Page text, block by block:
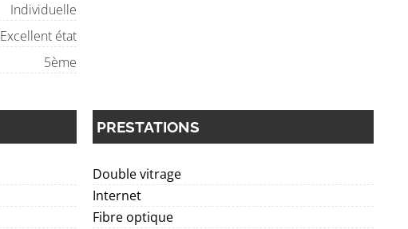
Individuelle
Excellent état
5ème
PRESTATIONS
Double vitrage
Internet
Fibre optique